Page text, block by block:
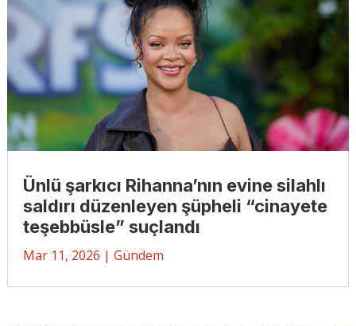
Ünlü şarkıcı Rihanna’nın evine silahlı
saldırı düzenleyen şüpheli “cinayete
teşebbüsle” suçlandı
Mar 11, 2026 | Gündem